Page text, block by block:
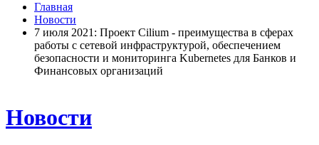
Главная
Новости
7 июля 2021: Проект Cilium - преимущества в сферах
работы с сетевой инфраструктурой, обеспечением
безопасности и мониторинга Kubernetes для Банков и
Финансовых организаций
Новости